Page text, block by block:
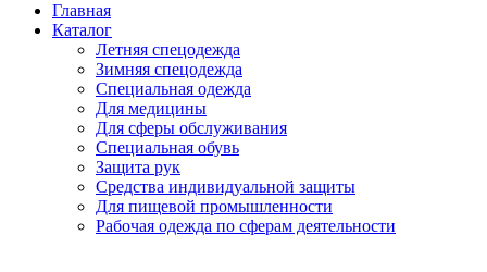
Главная
Каталог
Летняя спецодежда
Зимняя спецодежда
Специальная одежда
Для медицины
Для сферы обслуживания
Специальная обувь
Защита рук
Средства индивидуальной защиты
Для пищевой промышленности
Рабочая одежда по сферам деятельности